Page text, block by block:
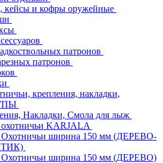
кейсы и кофры оружейные
патронов
патронов
крепления, накладки,
Накладки, Смола для лыж
KARJALA
ширина 150 мм (ДЕРЕВО-
ширина 150 мм (ДЕРЕВО)